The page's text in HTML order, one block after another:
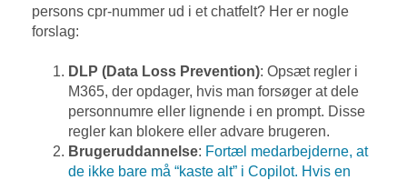
persons cpr-nummer ud i et chatfelt? Her er nogle
forslag:
DLP (Data Loss Prevention): Opsæt regler i
M365, der opdager, hvis man forsøger at dele
personnumre eller lignende i en prompt. Disse
regler kan blokere eller advare brugeren.
Brugeruddannelse: Fortæl medarbejderne, at
de ikke bare må “kaste alt” i Copilot. Hvis en